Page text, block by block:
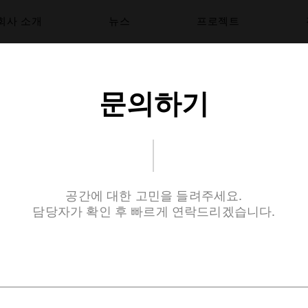
회사 소개 뉴스 프로젝트
문의하기
공간에 대한 고민을 들려주세요.
​담당자가 확인 후 빠르게 연락드리겠습니다.